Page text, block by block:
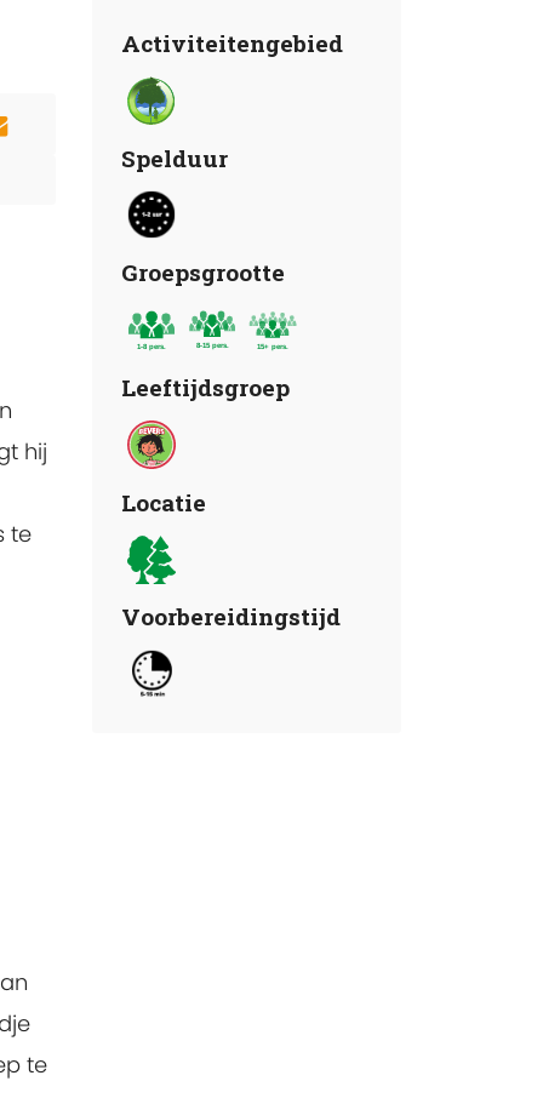
hij
te
te
Activiteitengebied
Spelduur
Groepsgrootte
Leeftijdsgroep
Locatie
Voorbereidingstijd